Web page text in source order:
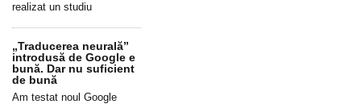
realizat un studiu
„Traducerea neurală”
introdusă de Google e
bună. Dar nu suficient
de bună
Am testat noul Google